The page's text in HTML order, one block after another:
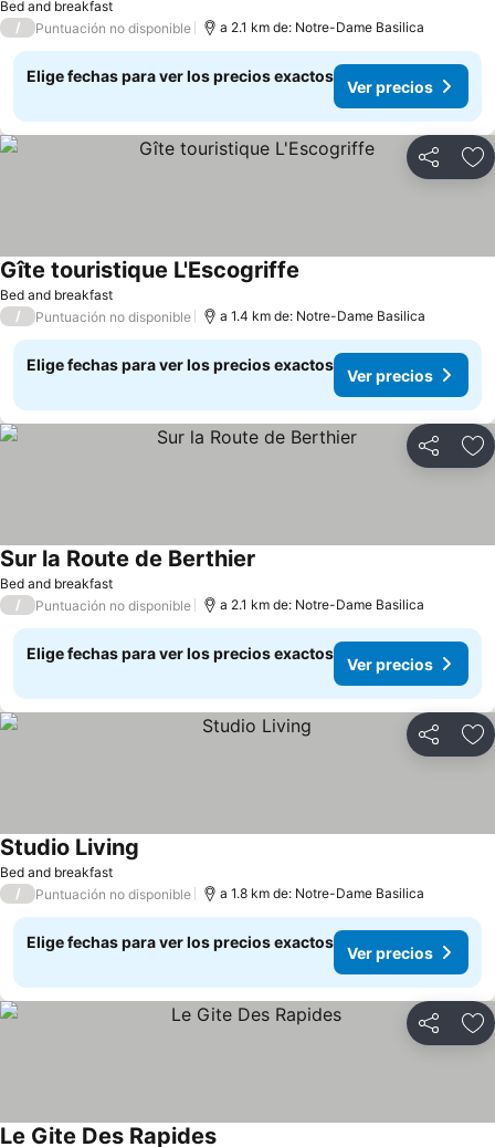
Bed and breakfast
/ Puntuación no disponible a 2.1 km de: Notre-Dame Basilica
Elige fechas para ver los precios exactos
Ver precios
Compartir
Bed and breakfast
Gîte touristique L'Escogriffe
/ Puntuación no disponible a 1.4 km de: Notre-Dame Basilica
Elige fechas para ver los precios exactos
Ver precios
Compartir
Bed and breakfast
Sur la Route de Berthier
/ Puntuación no disponible a 2.1 km de: Notre-Dame Basilica
Elige fechas para ver los precios exactos
Ver precios
Compartir
Bed and breakfast
Studio Living
/ Puntuación no disponible a 1.8 km de: Notre-Dame Basilica
Elige fechas para ver los precios exactos
Ver precios
Compartir
Le Gite Des Rapides